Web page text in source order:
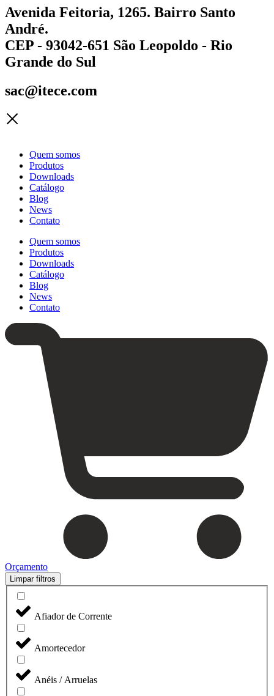
Avenida Feitoria, 1265. Bairro Santo
André.
CEP - 93042-651 São Leopoldo - Rio
Grande do Sul
sac@itece.com
Quem somos
Produtos
Downloads
Catálogo
Blog
News
Contato
Quem somos
Produtos
Downloads
Catálogo
Blog
News
Contato
Orçamento
Limpar filtros
Afiador de Corrente
Amortecedor
Anéis / Arruelas